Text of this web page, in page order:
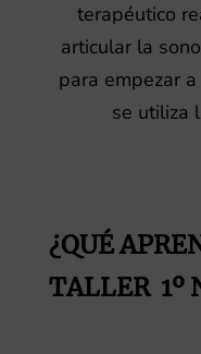
terapéutico
articular la
para empezar
se utiliza
¿QUÉ
TALLER 1º